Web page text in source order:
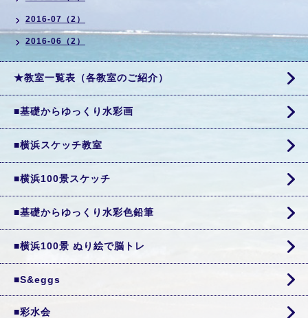
2016-07（2）
2016-06（2）
★教室一覧表（各教室のご紹介）
■基礎からゆっくり水彩画
■横浜スケッチ教室
■横浜100景スケッチ
■基礎からゆっくり水彩色鉛筆
■横浜100景 ぬり絵で脳トレ
■S&eggs
■彩水会